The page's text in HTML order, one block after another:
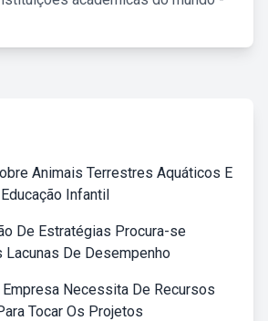
Animais Terrestres Aquáticos E
Infantil
De Estratégias Procura-se
Lacunas De Desempenho
Necessita De Recursos
Tocar Os Projetos